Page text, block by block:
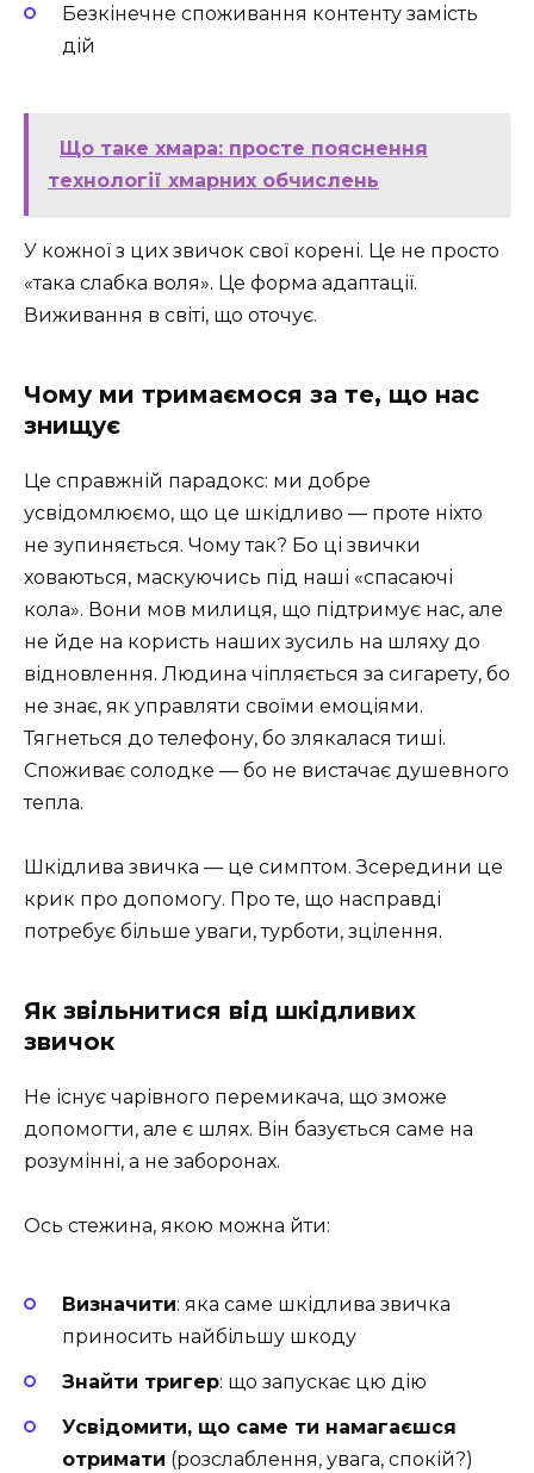
Безкінечне споживання контенту замість
дій
Що таке хмара: просте пояснення
технології хмарних обчислень
У кожної з цих звичок свої корені. Це не просто
«така слабка воля». Це форма адаптації.
Виживання в світі, що оточує.
Чому ми тримаємося за те, що нас
знищує
Це справжній парадокс: ми добре
усвідомлюємо, що це шкідливо — проте ніхто
не зупиняється. Чому так? Бо ці звички
ховаються, маскуючись під наші «спасаючі
кола». Вони мов милиця, що підтримує нас, але
не йде на користь наших зусиль на шляху до
відновлення. Людина чіпляється за сигарету, бо
не знає, як управляти своїми емоціями.
Тягнеться до телефону, бо злякалася тиші.
Споживає солодке — бо не вистачає душевного
тепла.
Шкідлива звичка — це симптом. Зсередини це
крик про допомогу. Про те, що насправді
потребує більше уваги, турботи, зцілення.
Як звільнитися від шкідливих
звичок
Не існує чарівного перемикача, що зможе
допомогти, але є шлях. Він базується саме на
розумінні, а не заборонах.
Ось стежина, якою можна йти:
Визначити: яка саме шкідлива звичка
приносить найбільшу шкоду
Знайти тригер: що запускає цю дію
Усвідомити, що саме ти намагаєшся
отримати (розслаблення, увага, спокій?)